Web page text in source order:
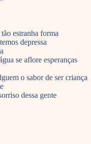
estranha forma
depressa
se aflore esperanças
o sabor de ser criança
dessa gente